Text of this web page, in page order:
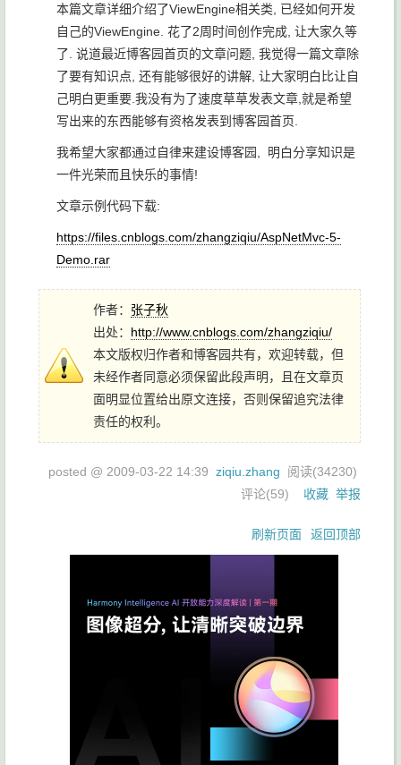
本篇文章详细介绍了ViewEngine相关类, 已经如何开发
自己的ViewEngine. 花了2周时间创作完成, 让大家久等
了. 说道最近博客园首页的文章问题, 我觉得一篇文章除
了要有知识点, 还有能够很好的讲解, 让大家明白比让自
己明白更重要.我没有为了速度草草发表文章,就是希望
写出来的东西能够有资格发表到博客园首页.
我希望大家都通过自律来建设博客园, 明白分享知识是
一件光荣而且快乐的事情!
文章示例代码下载:
https://files.cnblogs.com/zhangziqiu/AspNetMvc-5-
Demo.rar
作者： 张子秋
出处： http://www.cnblogs.com/zhangziqiu/
本文版权归作者和博客园共有，欢迎转载，但
未经作者同意必须保留此段声明，且在文章页
面明显位置给出原文连接，否则保留追究法律
责任的权利。
posted @ 2009-03-22 14:39 ziqiu.zhang 阅读(34230)
评论(59) 收藏 举报
刷新页面 返回顶部